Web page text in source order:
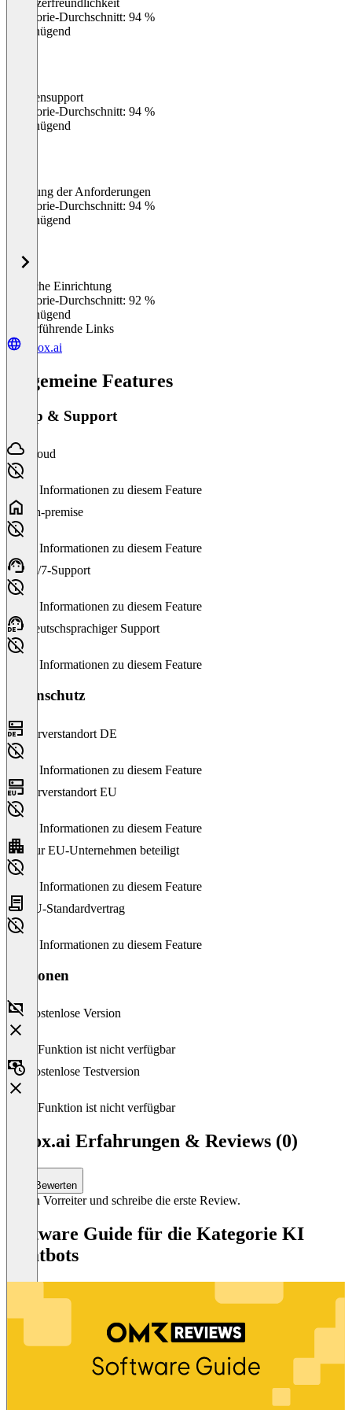
Kategorie-Durchschnitt: 94 %
Ungenügend
Kundensupport
Kategorie-Durchschnitt: 94 %
Ungenügend
Erfüllung der Anforderungen
Kategorie-Durchschnitt: 94 %
Ungenügend
Einfache Einrichtung
Kategorie-Durchschnitt: 92 %
Ungenügend
Weiterführende Links
kibox.ai
Allgemeine Features
Setup & Support
Cloud
Keine Informationen zu diesem Feature
On-premise
Keine Informationen zu diesem Feature
24/7-Support
Keine Informationen zu diesem Feature
Deutschsprachiger Support
Keine Informationen zu diesem Feature
Datenschutz
Serverstandort DE
Keine Informationen zu diesem Feature
Serverstandort EU
Keine Informationen zu diesem Feature
Nur EU-Unternehmen beteiligt
Keine Informationen zu diesem Feature
EU-Standardvertrag
Keine Informationen zu diesem Feature
Versionen
Kostenlose Version
Diese Funktion ist nicht verfügbar
Kostenlose Testversion
Diese Funktion ist nicht verfügbar
kibox.ai Erfahrungen & Reviews (0)
Bewerten
Sei ein Vorreiter und schreibe die erste Review.
Software Guide für die Kategorie KI
Chatbots